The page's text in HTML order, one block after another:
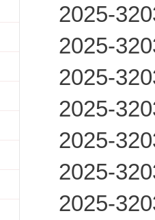
2025-
2025-
2025-
2025-
2025-
2025-
2025-